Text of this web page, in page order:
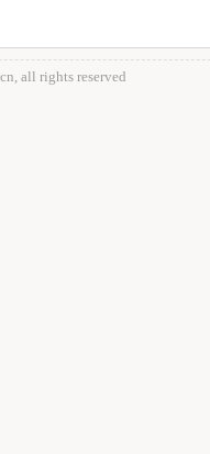
all rights reserved